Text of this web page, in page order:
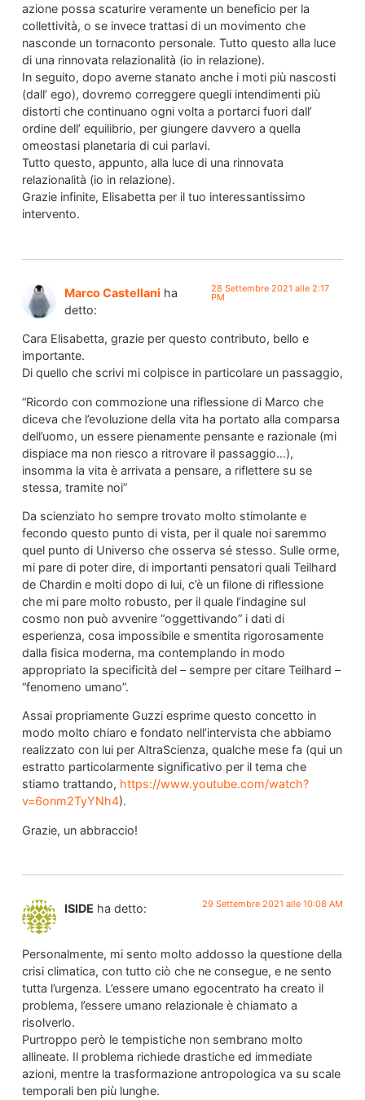
azione possa scaturire veramente un beneficio per la
collettività, o se invece trattasi di un movimento che
nasconde un tornaconto personale. Tutto questo alla luce
di una rinnovata relazionalità (io in relazione).
In seguito, dopo averne stanato anche i moti più nascosti
(dall’ ego), dovremo correggere quegli intendimenti più
distorti che continuano ogni volta a portarci fuori dall’
ordine dell’ equilibrio, per giungere davvero a quella
omeostasi planetaria di cui parlavi.
Tutto questo, appunto, alla luce di una rinnovata
relazionalità (io in relazione).
Grazie infinite, Elisabetta per il tuo interessantissimo
intervento.
Marco Castellani ha
detto:
28 Settembre 2021 alle 2:17
PM
Cara Elisabetta, grazie per questo contributo, bello e
importante.
Di quello che scrivi mi colpisce in particolare un passaggio,
“Ricordo con commozione una riflessione di Marco che
diceva che l’evoluzione della vita ha portato alla comparsa
dell’uomo, un essere pienamente pensante e razionale (mi
dispiace ma non riesco a ritrovare il passaggio…),
insomma la vita è arrivata a pensare, a riflettere su se
stessa, tramite noi”
Da scienziato ho sempre trovato molto stimolante e
fecondo questo punto di vista, per il quale noi saremmo
quel punto di Universo che osserva sé stesso. Sulle orme,
mi pare di poter dire, di importanti pensatori quali Teilhard
de Chardin e molti dopo di lui, c’è un filone di riflessione
che mi pare molto robusto, per il quale l’indagine sul
cosmo non può avvenire “oggettivando” i dati di
esperienza, cosa impossibile e smentita rigorosamente
dalla fisica moderna, ma contemplando in modo
appropriato la specificità del – sempre per citare Teilhard –
“fenomeno umano”.
Assai propriamente Guzzi esprime questo concetto in
modo molto chiaro e fondato nell’intervista che abbiamo
realizzato con lui per AltraScienza, qualche mese fa (qui un
estratto particolarmente significativo per il tema che
stiamo trattando, https://www.youtube.com/watch?
v=6onm2TyYNh4).
Grazie, un abbraccio!
ISIDE ha detto: 29 Settembre 2021 alle 10:08 AM
Personalmente, mi sento molto addosso la questione della
crisi climatica, con tutto ciò che ne consegue, e ne sento
tutta l’urgenza. L’essere umano egocentrato ha creato il
problema, l’essere umano relazionale è chiamato a
risolverlo.
Purtroppo però le tempistiche non sembrano molto
allineate. Il problema richiede drastiche ed immediate
azioni, mentre la trasformazione antropologica va su scale
temporali ben più lunghe.